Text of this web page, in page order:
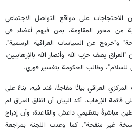
على مواقع التواصل الاجتماعي
من محور المقاومة، بمن فيهم أعضاء في
و"خروج عن السياسات العراقية الرسمية".
يصف حزب الله وأنصار الله بالإرهابيين،
وطالب الحكومة بتفسير فوري.
العراقي بيانًا مفاجئًا، فند فيه، بناءً على
قائمة الإرهاب. أكد البيان أن اتفاق العراق لم
مباشرةً بتنظيمي داعش والقاعدة، وأن إدراج
غير منقحة". كما وعدت اللجنة بمراجعة